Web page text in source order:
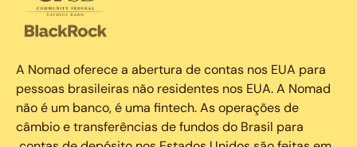
A Nomad oferece a abertura de contas nos EUA para
pessoas brasileiras não residentes nos EUA. A Nomad
não é um banco, é uma fintech. As operações de
câmbio e transferências de fundos do Brasil para